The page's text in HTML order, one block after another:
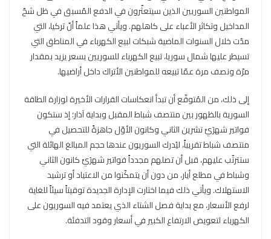
المواطنين السوريين الذين سيتعثّرون في الدفع المُسبق في ظل شحّ
المداخيل وتكاثر الأعباء على كاهلهم. ويأتي هذا علماً أنّ تركيا، التي
مدّت خلال السنوات الماضية شبكات لبيع الكهرباء في المناطق التي
تسيطر عليها شمال سوريا، تبيع الكهرباء للسوريين بسعر يزيد بمقدار
مرّة ونصف مرة عمّا تبيعه للمواطنين الأتراك داخل أراضيها.
إلى ذلك، من المُتوقّع أن تبدأ انعكاسات القرارات الأخيرة لوزارة الطاقة
السورية بالظهور بين منتصف شباط المقبل وبداية آذار؛ إذ ستكون
فواتير شهرَيْ تشرين الثاني وكانون الأوّل جاهزةً للتحصيل في
منتصف شباط تقريباً، ليُدرك السوريون عندها حجم المبالغ الهائلة التي
ستترتّب عليهم، قبل أن تصلهم مجدداً فواتير شهرَيْ كانون الثاني
وشباط في مطلع أيار، من دون أن يتمكّنوا من الاعتياد أو ترشيد
الاستهلاك. ويأتي ذلك فيما اختارت الإدارة الجديدة توقيتاً سيئاً للغاية
لرفع الأسعار، مع بداية فصل الشتاء الذي يعتمد فيه السوريون على
الكهرباء لتعويض الارتفاع الكبير في أسعار وقود التدفئة.